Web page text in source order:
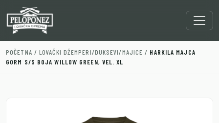
POČETNA /LOVAČKI DŽEMPERI/DUKSEVI/MAJICE / HARKILA MAJCA
GORM S/S BOJA WILLOW GREEN, VEL. XL